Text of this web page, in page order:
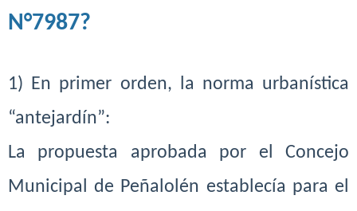
N°7987?
1) En primer orden, la norma urbanística
“antejardín”:
La propuesta aprobada por el Concejo
Municipal de Peñalolén establecía para el